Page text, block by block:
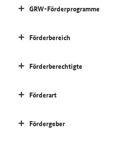
GRW-Förderprogramme
Förderbereich
Förderberechtigte
Förderart
Fördergeber